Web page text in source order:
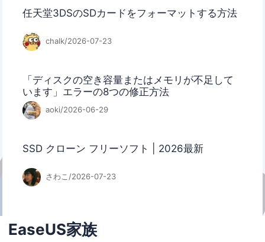
任天堂3DSのSDカードをフォーマットする方法
chalk/2026-07-23
「ディスクの空き容量またはメモリが不足して
います」エラーの8つの修正方法
aoki/2026-06-29
SSD クローン フリーソフト | 2026最新
さわこ/2026-07-23
EaseUS家族